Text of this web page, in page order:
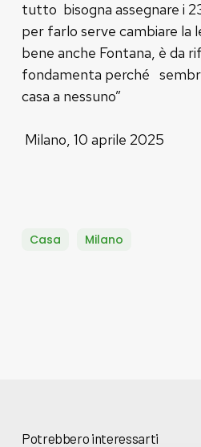
tutto bisogna assegnare i
per farlo serve cambiare la
bene anche Fontana, è da
fondamenta perché
casa a nessuno”
Milano, 10 aprile 2025
Casa Milano
Potrebbero interessarti